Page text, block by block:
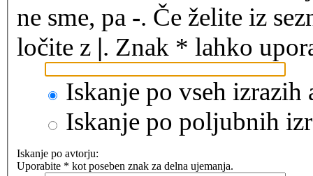
ne sme, pa -. Če želite iz
ločite z |. Znak * lahko
Iskanje po vseh izrazih
Iskanje po poljubnih
Iskanje po avtorju:
Uporabite * kot poseben znak za delna ujemanja.